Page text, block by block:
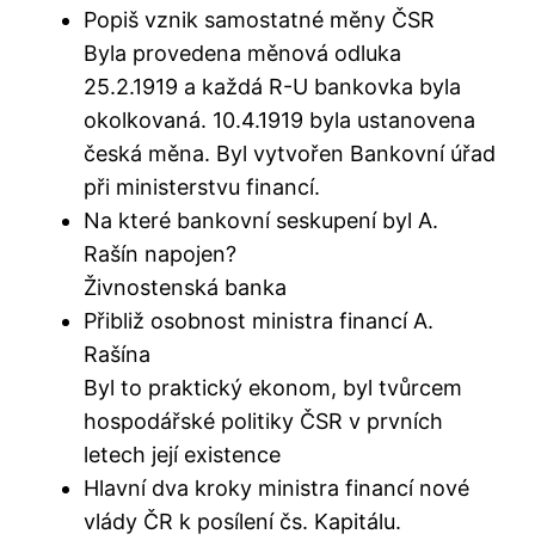
Popiš vznik samostatné měny ČSR
Byla provedena měnová odluka
25.2.1919 a každá R-U bankovka byla
okolkovaná. 10.4.1919 byla ustanovena
česká měna. Byl vytvořen Bankovní úřad
při ministerstvu financí.
Na které bankovní seskupení byl A.
Rašín napojen?
Živnostenská banka
Přibliž osobnost ministra financí A.
Rašína
Byl to praktický ekonom, byl tvůrcem
hospodářské politiky ČSR v prvních
letech její existence
Hlavní dva kroky ministra financí nové
vlády ČR k posílení čs. Kapitálu.